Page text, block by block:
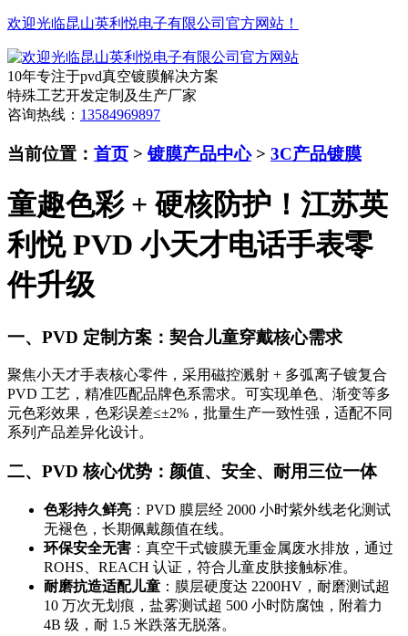
欢迎光临昆山英利悦电子有限公司官方网站！
10年专注于pvd真空镀膜解决方案
特殊工艺开发定制及生产厂家
咨询热线： 13584969897
当前位置： 首页 >镀膜产品中心> 3C产品镀膜
童趣色彩 + 硬核防护！江苏英
利悦 PVD 小天才电话手表零
件升级
一、PVD 定制方案：契合儿童穿戴核心需求
聚焦小天才手表核心零件，采用磁控溅射 + 多弧离子镀复合
PVD 工艺，精准匹配品牌色系需求。可实现单色、渐变等多
元色彩效果，色彩误差≤±2%，批量生产一致性强，适配不同
系列产品差异化设计。
二、PVD 核心优势：颜值、安全、耐用三位一体
色彩持久鲜亮 ：PVD 膜层经 2000 小时紫外线老化测试
无褪色，长期佩戴颜值在线。
环保安全无害 ：真空干式镀膜无重金属废水排放，通过
ROHS、REACH 认证，符合儿童皮肤接触标准。
耐磨抗造适配儿童 ：膜层硬度达 2200HV，耐磨测试超
10 万次无划痕，盐雾测试超 500 小时防腐蚀，附着力
4B 级，耐 1.5 米跌落无脱落。